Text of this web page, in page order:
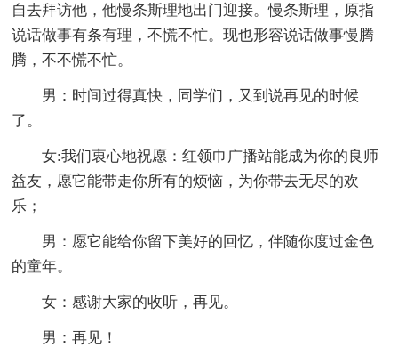
自去拜访他，他慢条斯理地出门迎接。慢条斯理，原指
说话做事有条有理，不慌不忙。现也形容说话做事慢腾
腾，不不慌不忙。
男：时间过得真快，同学们，又到说再见的时候
了。
女:我们衷心地祝愿：红领巾广播站能成为你的良师
益友，愿它能带走你所有的烦恼，为你带去无尽的欢
乐；
男：愿它能给你留下美好的回忆，伴随你度过金色
的童年。
女：感谢大家的收听，再见。
男：再见！